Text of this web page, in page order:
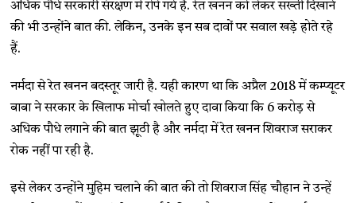
अधिक पौधे सरकारी संरक्षण में रोपे गये हैं. रेत खनन को लेकर सख्ती दिखाने
की भी उन्होंने बात की. लेकिन, उनके इन सब दावों पर सवाल खड़े होते रहे
हैं.
नर्मदा से रेत खनन बदस्तूर जारी है. यही कारण था कि अप्रैल 2018 में कम्प्यूटर
बाबा ने सरकार के खिलाफ मोर्चा खोलते हुए दावा किया कि 6 करोड़ से
अधिक पौधे लगाने की बात झूठी है और नर्मदा में रेत खनन शिवराज सराकर
रोक नहीं पा रही है.
इसे लेकर उन्होंने मुहिम चलाने की बात की तो शिवराज सिंह चौहान ने उन्हें